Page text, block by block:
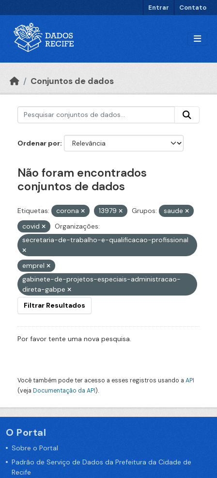
Entrar Contato
Conjuntos de dados
Ordenar por
Não foram encontrados
conjuntos de dados
Etiquetas: corona 13979 Grupos:
saude
covid
Organizações:
secretaria-de-trabalho-e-qualificacao-profissional
emprel
gabinete-de-projetos-especiais-administracao-
direta-gabpe
Filtrar Resultados
Por favor tente uma nova pesquisa.
Você também pode ter acesso a esses registros usando a API
(veja Documentação da API).
O Portal
Sobre o Portal
Padrão de Serviço de Dados da Prefeitura da Cidade de
Recife